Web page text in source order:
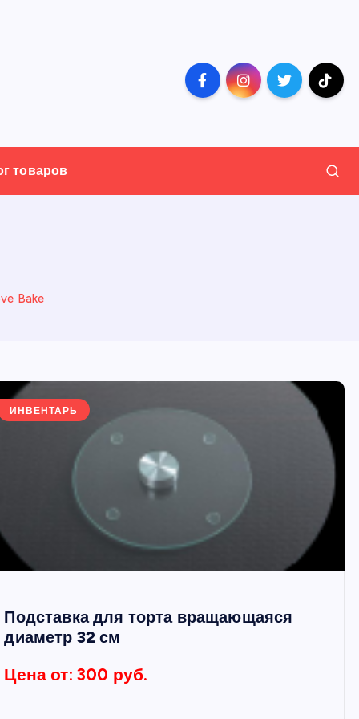
товаров
Bake
ИНВЕНТАРЬ
Подставка для торта вращающаяся
диаметр 32 см
Цена от: 300 руб.